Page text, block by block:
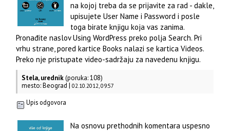
na kojoj treba da se prijavite za rad - dakle,
upisujete User Name i Password i posle
toga birate knjigu koja vas zanima.
Pronađite naslov Using WordPress preko polja Search. Pri
vrhu strane, pored kartice Books nalazi se kartica Videos.
Preko nje pristupate video-sadržaju za navedenu knjigu.
Stela, urednik(poruka: 108)
mesto: Beograd |02.10.2012, 09:57
Upis odgovora
Na osnovu prethodnih komentara uspesno